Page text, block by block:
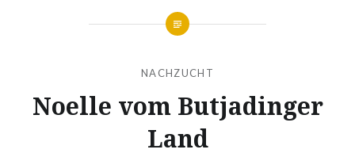
NACHZUCHT
Noelle vom Butjadinger
Land